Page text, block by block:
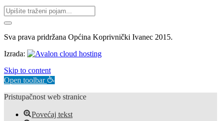
Sva prava pridržana Općina Koprivnički Ivanec 2015.
Izrada:
Skip to content
Open toolbar
Pristupačnost web stranice
Povećaj tekst